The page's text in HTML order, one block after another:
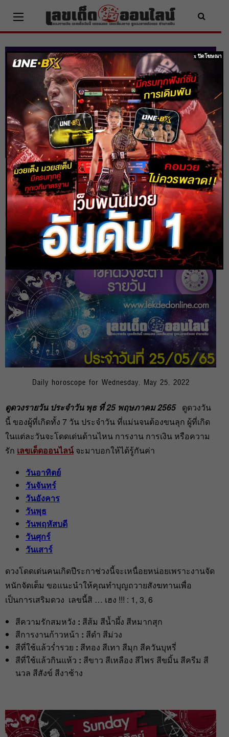
content
ดูดวงรายวัน ประจำวัน พุธ ที่ 25
พฤษภาคม 2565
Home ดูดวง ดูดวงรายวัน ประจำวัน พุธ ที่ 25 พฤษภาคม 2565
heng99 25 พ.ค. 2022
Daily horoscope for Wednesday, May 25, 2022
ดูดวงรายวัน ประจำวัน พุธ ที่ 25 พฤษภาคม 2565 ดูดวงวัน
นี้ ของผู้ที่เกิดทั้ง 7 วัน ประจำวัน ที่แม่นจนต้องขนลุก ผู้ที่เกิด
ในแต่ละวันจะโดดเด่นด้านไหน การงาน การเงิน หรือความ
รัก เลขเด็ดออนไลน์ จะมาบอกให้ได้รู้กันค่า
วันอาทิตย์
วันจันทร์
วันอังคาร
วันพุธ
วันพฤหัสบดี
วันศุกร์
วันเสาร์
ดวงโดดเด่นคนเกิดปีระกาช่วงนี้จะเหนื่อยหน่อยเพราะงานจัด
หนักจัดเต็ม ขอแนะนำให้คุณทำบุญถวายสังฆทานเพื่อ
เป็นการเสริมดวง เลขนี้สิ … เฮง !!! : 1, 3, 6
สีความรักสมหวัง : สีส้ม สีน้ำผึ้ง สีหมากสุก
สีการงานก้าวหน้า : สีดำ สีม่วง
สีที่ใช้แล้วร่ำรวย : สีทอง สีเทา สีมุก สีควันบุหรี่
สีที่ใช้แล้วกินแห้ว : สีขาว สีเหลือง สีไพร สีขมิ้น สีครีม สี
นวล สีสังข์ สีงาช้าง
x ปิดโฆษณา